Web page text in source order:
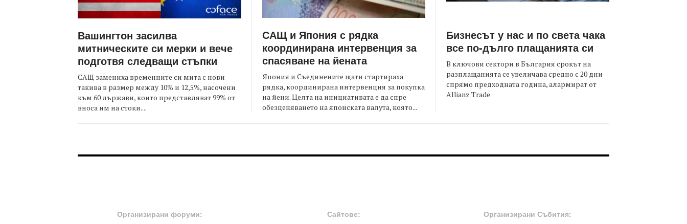
Вашингтон засилва
митническите си мерки и вече
подготвя следващи стъпки
САЩ замениха временните си мита с нови
такива в размер между 10% и 12,5%, насочени
към 60 държави, които представляват 99% от
вноса им на стоки....
САЩ и Япония с рядка
координирана интервенция за
спасяване на йената
Япония и Съединените щати стартираха
рядка, координирана интервенция за покупка
на йени. Целта на инициативата е да спре
обезценяването на японската валута, която...
Бизнесът у нас и по света чака
все по-дълго плащанията си
В ключови сектори в България срокът на
разплащанията се увеличава средно с 20 дни
спрямо предходната година, алармират от
Allianz Trade
Организирани форуми: Сайтове: Организирани Събития: